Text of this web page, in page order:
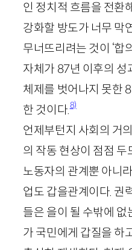
인 정치적 흐름을 전환
강화할 방도가 너무 막
무너뜨리려는 것이 ‘합
자체가 87년 이후의 성
체제를 벗어나지 못한
한 것이다.8)
언제부턴지 사회의 거
의 작동 현상이 점점
노동자의 관계뿐 아니
업도 갑을관계이다. 권
들은 을이 될 수밖에 없
가 국민에게 갑질을 하